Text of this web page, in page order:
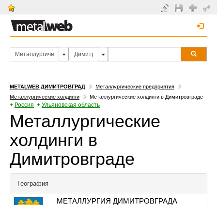
METALWEB ДИМИТРОВГРАД
Металлургические предприятия
Металлургические холдинги
Металлургические холдинги в Димитровграде
+ Россия + Ульяновская область
Металлургические
холдинги в
Димитровграде
География
МЕТАЛЛУРГИЯ ДИМИТРОВГРАДА